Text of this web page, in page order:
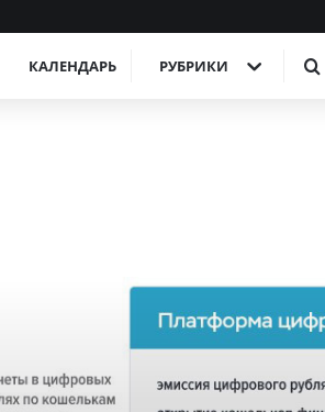
КАЛЕНДАРЬ РУБРИКИ